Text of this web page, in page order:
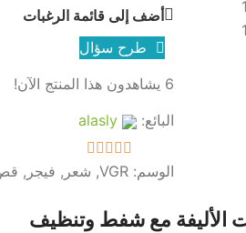
أضف إلى قائمة الرغبات
طرح سؤال
6 يشاهدون هذا المنتج الآن!
البائع:
alasly
5
out of 5
الوسم: VGR
, شعر , فيجر ,